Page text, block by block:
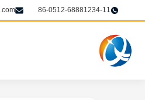
86-0512-68881234-11